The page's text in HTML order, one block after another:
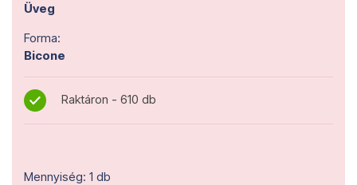
Üveg
Forma:
Bicone
Raktáron - 610 db
Mennyiség: 1 db